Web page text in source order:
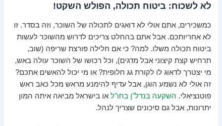
לא לשכוח: ביטוח תכולה, הפולש השקט!
כמשכירים, אתם אולי לא דואגים לתכולה של השוכר, וזה בסדר. זו
לא אחריותכם. אבל אתם בהחלט צריכים לדרוש מהשוכר לעשות
ביטוח תכולה משלו. למה? כי אם חלילה פורצת שריפה (שוב,
תרחיש קצת קיצוני אבל מדגים), וכל רכושו של השוכר עולה באש,
מי יצטרך לדאוג לו לקורת גג חלופית? או מי יכול להאשים אתכם?
זה אולי לא נשמע הוגן, אבל עדיף להימנע מראש מכל כאב ראש
פוטנציאלי. השקעה בנדל"ן בחו"ל או בישראל מביאה איתה המון
יתרונות, אבל גם סיכונים שצריך לנהל.